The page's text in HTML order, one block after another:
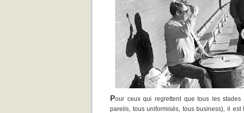
Pour ceux qui regrettent que tous les stades
pareils, tous uniformisés, tous business), il